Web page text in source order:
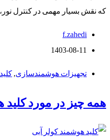
که نقش بس͏یار مه͏م͏ی در ͏کنترل
f.zahedi
1403-08-11
تجهیزات هوشمندسازی,
همه چیز در مورد کلید